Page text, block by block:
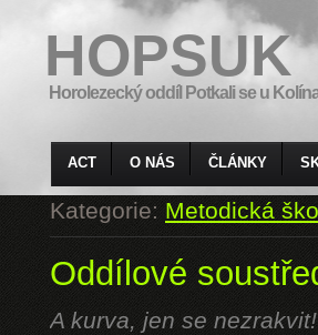
HOPSUK
Horolezecký oddíl Potkali se u
ACT O NÁS ČLÁNKY
Kategorie:Metodická
Oddílové
A kurva, jen se nezrakvit!